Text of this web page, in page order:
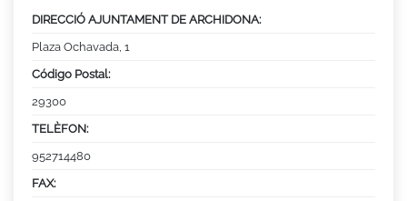
DIRECCIÓ AJUNTAMENT DE ARCHIDONA:
Plaza Ochavada, 1
Código Postal:
29300
TELÈFON:
952714480
FAX: